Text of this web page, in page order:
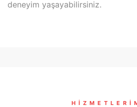
deneyim yaşayabilirsiniz.